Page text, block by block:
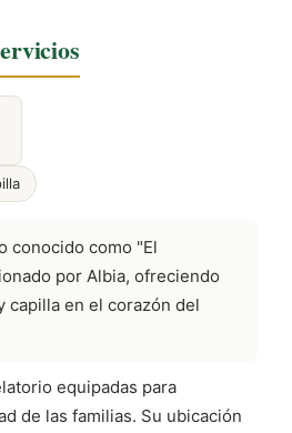
conocido como "El
por Albia, ofreciendo
capilla en el corazón del
equipadas para
de las familias. Su ubicación